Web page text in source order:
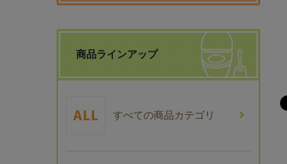
商品ラインアップ
すべての商品カテゴリ